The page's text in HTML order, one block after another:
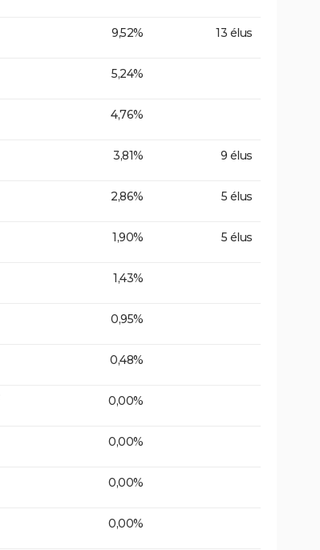
9,52% 13 élus
5,24%
4,76%
3,81% 9 élus
2,86% 5 élus
1,90% 5 élus
1,43%
0,95%
0,48%
0,00%
0,00%
0,00%
0,00%